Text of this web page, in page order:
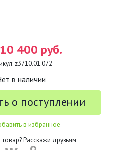
10 400 руб.
z3710.01.072
в наличии
о поступлении
в избранное
Расскажи друзьям